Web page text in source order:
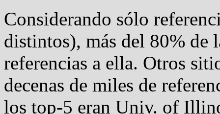
Considerando sólo
distintos), más del 80% de
referencias a ella. Otros
decenas de miles de
los top-5 eran Univ. of